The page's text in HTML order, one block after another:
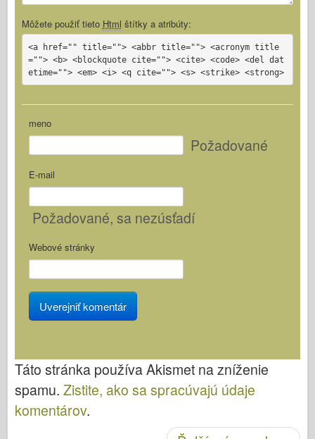
Môžete použiť tieto Html štítky a atribúty:
<a href="" title=""> <abbr title=""> <acronym title
=""> <b> <blockquote cite=""> <cite> <code> <del dat
etime=""> <em> <i> <q cite=""> <s> <strike> <strong>
meno
Požadované
E-mail
Požadované, sa nezúsťadí
Webové stránky
Táto stránka používa Akismet na zníženie
spamu. Zistite, ako sa spracúvajú údaje
komentárov.